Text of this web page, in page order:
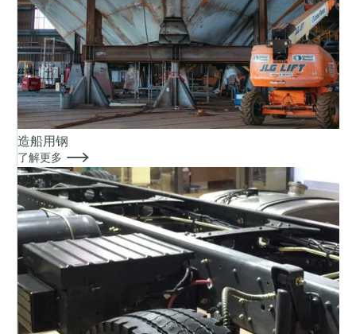
造船用钢
了解更多 